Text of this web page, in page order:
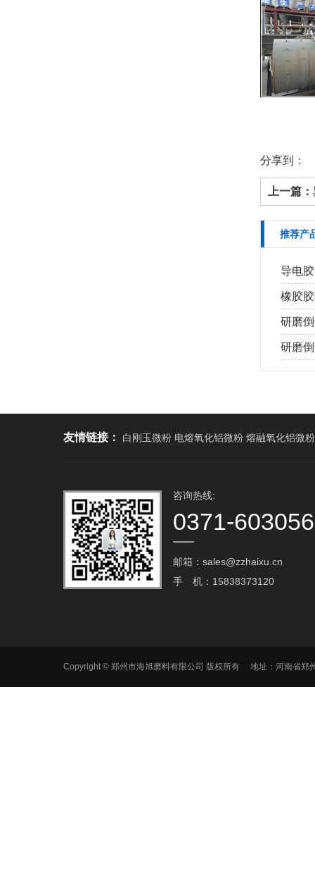
分享到：
上一篇：
推荐产
导电
橡胶
研磨
研磨
友情链接： 白刚玉微粉 电熔氧化铝微粉 熔融氧化铝微粉
咨询热线:
0371-
邮箱：sales@zzhaixu.cn
手 机：15838373120
Copyright © 郑州市海旭磨料有限公司 版权所有 地址：河南省